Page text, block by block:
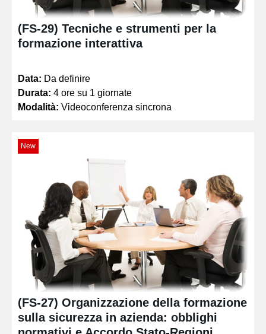
(FS-29) Tecniche e strumenti per la
formazione interattiva
Data: Da definire
Durata: 4 ore su 1 giornate
Modalità: Videoconferenza sincrona
New
(FS-27) Organizzazione della formazione
sulla sicurezza in azienda: obblighi